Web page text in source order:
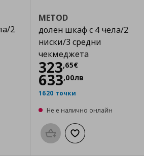
2
списъка с любими
METOD
долен шкаф с 4 чела/2
ниски/3 средни
чекмеджета
323,65€
Цена
633,00лв
1620 точки
Не е налично онлайн
Προσθήκη στο καλάθι
Добави към